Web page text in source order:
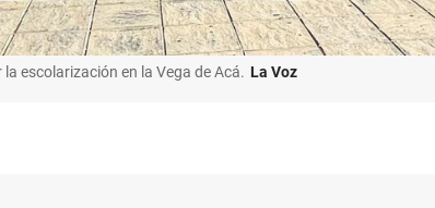
escolarización en la Vega de Acá. La Voz